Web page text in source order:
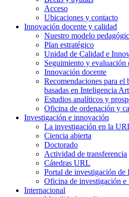
Acceso
Ubicaciones y contacto
Innovación docente y calidad
Nuestro modelo
Plan estratégico
Unidad de Calidad e
Seguimiento y evaluación
Innovación docente
Recomendaciones para el
basadas en Inteligencia
Estudios analíticos y
Oficina de ordenación y
Investigación e innovación
La investigación en la
Ciencia abierta
Doctorado
Actividad de transferencia
Cátedras URL
Portal de investigación de
Oficina de investigación e
Internacional